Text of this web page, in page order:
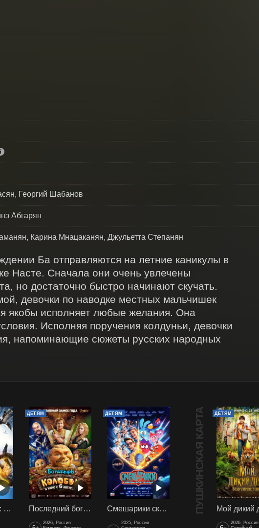
Георгий Шабанов
Абгарян
Карина Мнацаканян, Джульетта Степанян
Ба отправляются на летние каникулы в
Насте. Сначала они очень увлечены
но достаточно быстро начинают скучать.
девочки по наводке местных мальчишек
якобы исполняет любые желания. Она
Исполняя поручения колдуньи, девочки
напоминающие сюжеты русских народных
Человек-паук: Нет пути домой (2021) предс. обсл. Снегур
ДЕТЯМ
Последний богатырь. Колобок
2026, Россия
ДЕТЯМ
Смешарики сквозь вселенные
2025, Россия
ПУШКИНСКАЯ КАРТА ДЕТЯМ
2026, Россия